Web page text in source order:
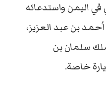
اليمن واستدعائه
بن عبد العزيز،
سلمان بن
خاصة.